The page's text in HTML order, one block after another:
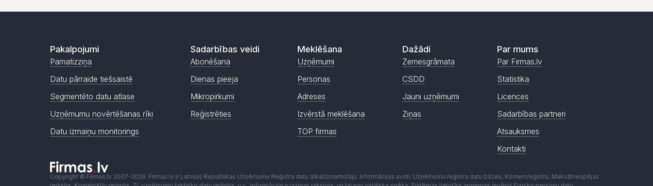
Pakalpojumi
Pamatizziņa
Datu pārraide tiešsaistē
Segmentēto datu atlase
Uzņēmumu novērtēšanas rīki
Datu izmaiņu monitorings
Sadarbības veidi
Abonēšana
Dienas pieeja
Mikropirkumi
Reģistrēties
Meklēšana
Uzņēmumi
Personas
Adreses
Izvērstā meklēšana
TOP firmas
Dažādi
Zemesgrāmata
CSDD
Jauni uzņēmumi
Ziņas
Par mums
Par Firmas.lv
Statistika
Licences
Sadarbības partneri
Atsauksmes
Kontakti
Copyright © Firmas.lv 2007-2026. Firmas.lv ir Latvijas Republikas Uzņēmumu Reģistra datu atkalizmantotājs. Informācijas avoti: Uzņēmumu reģistra datu bāzes, Komercreģistrs, Maksātnespējas